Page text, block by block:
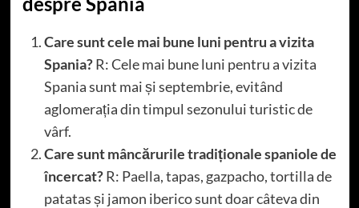
Care sunt cele mai bune luni pentru a vizita
Spania?R: Cele mai bune luni pentru a vizita
Spania sunt mai și septembrie, evitând
aglomerația din timpul sezonului turistic de
vârf.
Care sunt mâncărurile tradiționale spaniole de
încercat?R: Paella, tapas, gazpacho, tortilla de
patatas și jamon iberico sunt doar câteva din